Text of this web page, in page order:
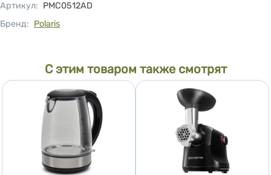
Артикул: PMC0512AD
Бренд: Polaris
С этим товаром также смотрят